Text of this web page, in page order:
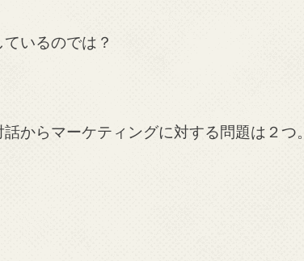
いるのでは？
からマーケティングに対する問題は２つ。